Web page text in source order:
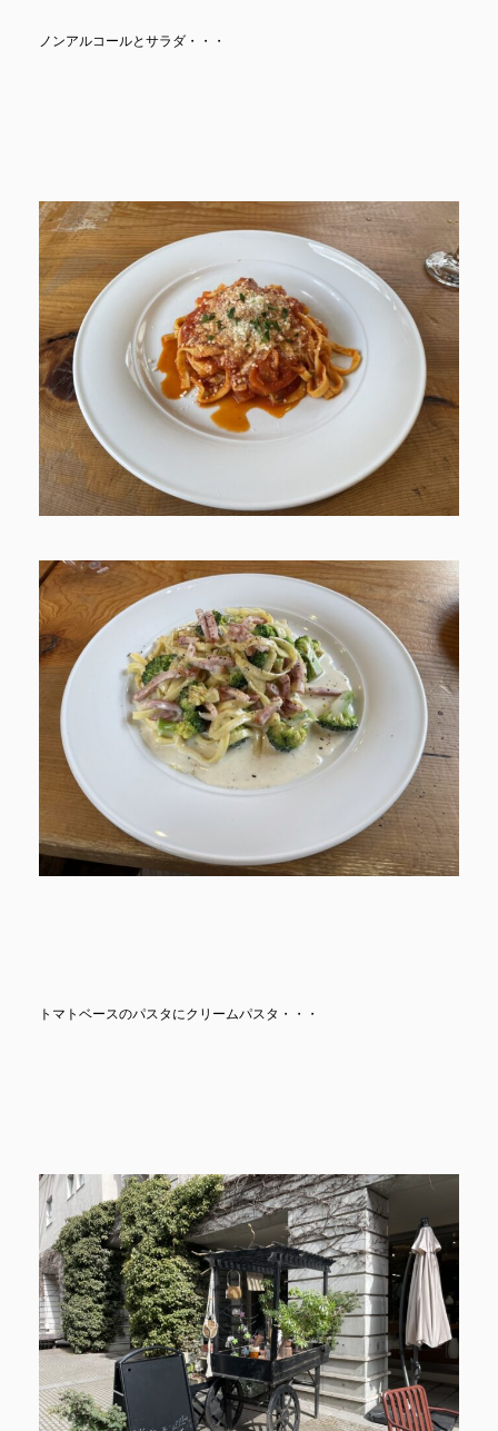
ノンアルコールとサラダ・・・
トマトベースのパスタにクリームパスタ・・・